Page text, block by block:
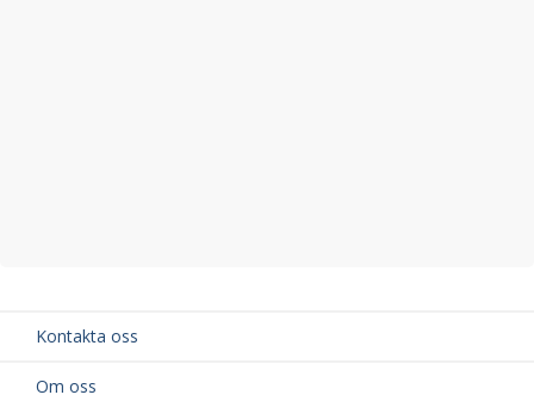
Kontakta oss
Om oss